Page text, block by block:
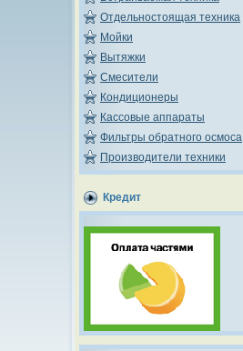
Отдельностоящая техника
Мойки
Вытяжки
Смесители
Кондиционеры
Кассовые аппараты
Фильтры обратного осмоса
Производители техники
Кредит